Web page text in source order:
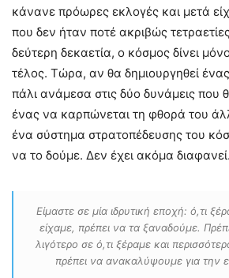
κάνανε πρόωρες εκλογές και μετά
που δεν ήταν ποτέ ακριβώς
δεύτερη δεκαετία, ο κόσμος δίνει
τέλος. Τώρα, αν θα δημιουργηθεί
πάλι ανάμεσα στις δύο δυνάμεις που
ένας να καρπώνεται τη φθορά του
ένα σύστημα στρατοπέδευσης του
να το δούμε. Δεν έχει ακόμα διαφανεί.
Είμαστε σε μία ιδρυτική εποχή: ό,τι
είχαμε, πρέπει να τα ξαναδούμε.
λιγότερο σε ό,τι ξέραμε και
πρέπει να ανακαλύψουμε για την